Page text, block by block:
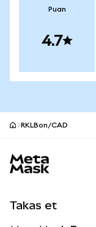
Puan
4.7
RKLBon/CAD
Takas et